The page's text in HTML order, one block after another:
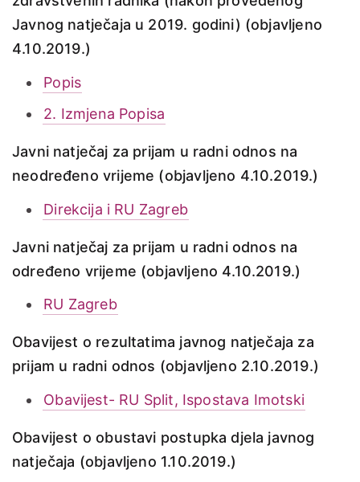
Javnog natječaja u 2019. godini) (objavljeno
4.10.2019.)
Popis
2. Izmjena Popisa
Javni natječaj za prijam u radni odnos na
neodređeno vrijeme (objavljeno 4.10.2019.)
Direkcija i RU Zagreb
Javni natječaj za prijam u radni odnos na
određeno vrijeme (objavljeno 4.10.2019.)
RU Zagreb
Obavijest o rezultatima javnog natječaja za
prijam u radni odnos (objavljeno 2.10.2019.)
Obavijest- RU Split, Ispostava Imotski
Obavijest o obustavi postupka djela javnog
natječaja (objavljeno 1.10.2019.)